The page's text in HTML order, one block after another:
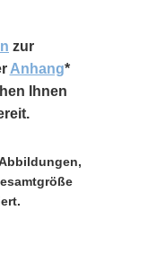
zur
Anhang*
Ihnen